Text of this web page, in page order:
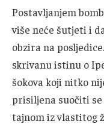
Postavljanjem
više neće šutjeti i
obzira na
skrivanu istinu o
šokova koji nitko
prisiljena suočiti
tajnom iz vlastitog